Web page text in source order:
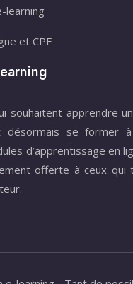
learning
et CPF
souhaitent apprendre
désormais se former à
d’apprentissage en
offerte à ceux qui